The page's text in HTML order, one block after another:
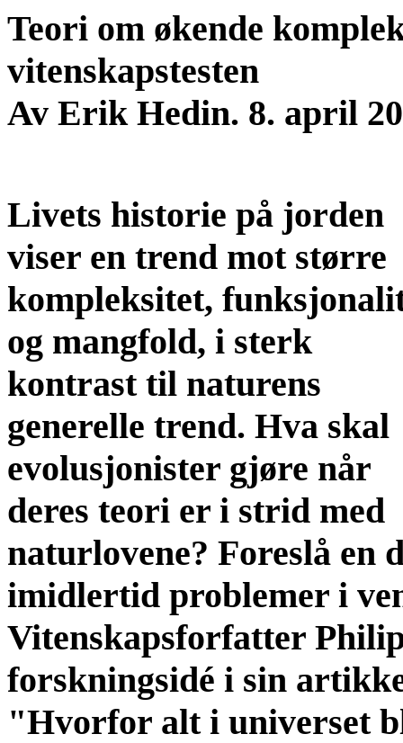
Teori om økende
vitenskapstesten
Av Erik Hedin. 8. april
Livets historie på jorden
viser en trend mot større
kompleksitet,
og mangfold, i sterk
kontrast til naturens
generelle trend. Hva skal
evolusjonister gjøre når
deres teori er i strid med
naturlovene? Foreslå
imidlertid problemer i
Vitenskapsforfatter
forskningsidé i sin
"Hvorfor alt i universet